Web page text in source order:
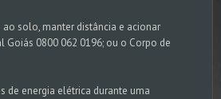
solo, manter distância e acionar
Goiás 0800 062 0196; ou o Corpo de
de energia elétrica durante uma